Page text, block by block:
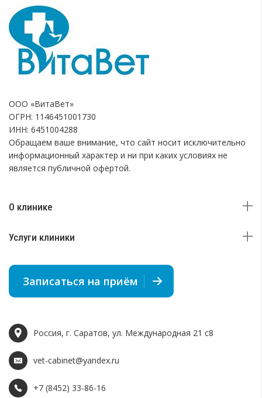
ООО «ВитаВет»
ОГРН: 1146451001730
ИНН: 6451004288
Обращаем ваше внимание, что сайт носит исключительно
информационный характер и ни при каких условиях не
является публичной офертой.
О клинике
Услуги клиники
Записаться на приём
Россия, г. Саратов, ул. Международная 21 c8
vet-cabinet@yandex.ru
+7 (8452) 33-86-16